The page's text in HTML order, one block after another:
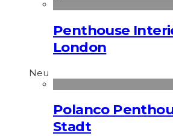
Penthouse
London
Neu
Polanco
Stadt